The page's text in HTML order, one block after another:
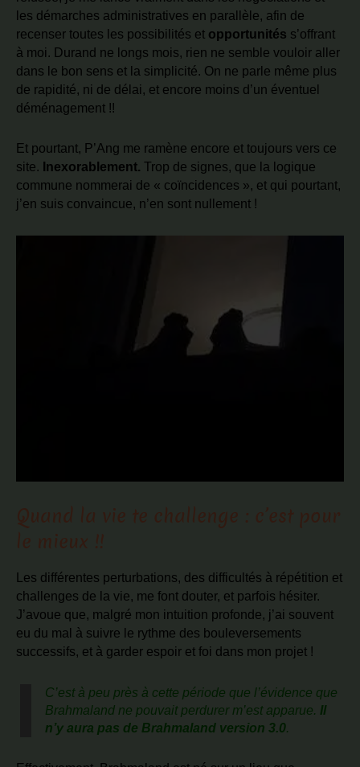
les démarches administratives en parallèle, afin de
recenser toutes les possibilités et opportunités s’offrant
à moi. Durand ne longs mois, rien ne semble vouloir aller
dans le bon sens et la simplicité. On ne parle même plus
de rapidité, ni de délai, et encore moins d’un éventuel
déménagement !!
Et pourtant, P’Ang me ramène encore et toujours vers ce
site. Inexorablement. Trop de signes, que la logique
commune nommerai de « coïncidences », et qui pourtant,
j’en suis convaincue, n’en sont nullement !
Les différentes perturbations, des difficultés à répétition et
challenges de la vie, me font douter, et parfois hésiter.
J’avoue que, malgré mon intuition profonde, j’ai souvent
eu du mal à suivre le rythme des bouleversements
successifs, et à garder espoir et foi dans mon projet !
C’est à peu près à cette période que l’évidence que
Brahmaland ne pouvait perdurer m’est apparue. Il
n’y aura pas de Brahmaland version 3.0.